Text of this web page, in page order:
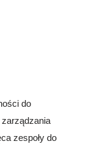
do
zespoły do